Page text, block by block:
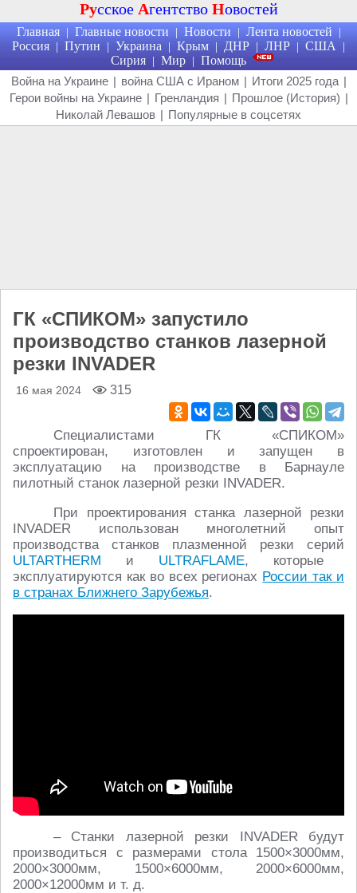
Русское Агентство Новостей
Главная | Главные новости | Новости | Лента новостей |
Россия | Путин | Украина | Крым | ДНР | ЛНР | США |
Сирия | Мир | Помощь
Война на Украине | война США с Ираном | Итоги 2025 года |
Герои войны на Украине | Гренландия | Прошлое (История) |
Николай Левашов | Популярные в соцсетях
ГК «СПИКОМ» запустило
производство станков лазерной
резки INVADER
16 мая 2024 315
Специалистами ГК «СПИКОМ»
спроектирован, изготовлен и запущен в
эксплуатацию на производстве в Барнауле
пилотный станок лазерной резки INVADER.
При проектирования станка лазерной резки
INVADER использован многолетний опыт
производства станков плазменной резки серий
ULTARTHERM и ULTRAFLAME, которые
эксплуатируются как во всех регионах России так и
в странах Ближнего Зарубежья.
– Станки лазерной резки INVADER будут
производиться с размерами стола 1500×3000мм,
2000×3000мм, 1500×6000мм, 2000×6000мм,
2000×12000мм и т. д.